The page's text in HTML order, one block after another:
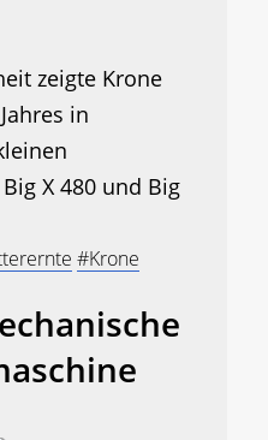
zeigte Krone
in
X 480 und Big
#Krone